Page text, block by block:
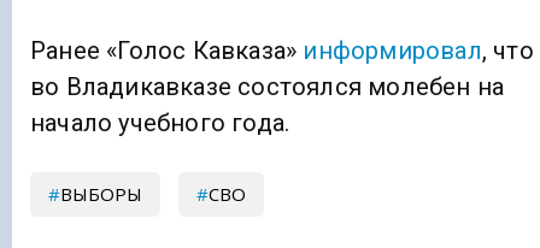
Ранее «Голос Кавказа» информировал, что
во Владикавказе состоялся молебен на
начало учебного года.
ВЫБОРЫ СВО